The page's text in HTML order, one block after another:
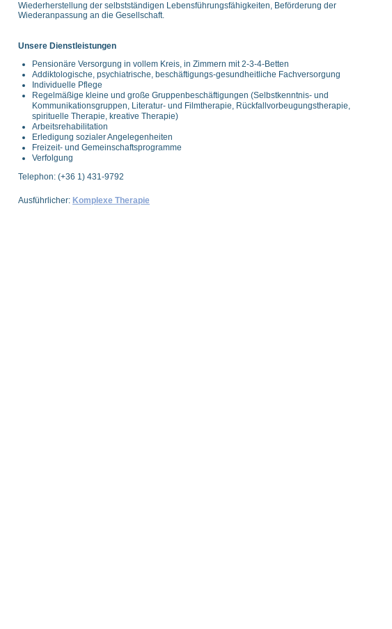
Wiederherstellung der selbstständigen Lebensführungsfähigkeiten, Beförderung der
Wiederanpassung an die Gesellschaft.
Unsere Dienstleistungen
Pensionäre Versorgung in vollem Kreis, in Zimmern mit 2-3-4-Betten
Addiktologische, psychiatrische, beschäftigungs-gesundheitliche Fachversorgung
Individuelle Pflege
Regelmäßige kleine und große Gruppenbeschäftigungen (Selbstkenntnis- und
Kommunikationsgruppen, Literatur- und Filmtherapie, Rückfallvorbeugungstherapie,
spirituelle Therapie, kreative Therapie)
Arbeitsrehabilitation
Erledigung sozialer Angelegenheiten
Freizeit- und Gemeinschaftsprogramme
Verfolgung
Telephon: (+36 1) 431-9792
Ausführlicher: Komplexe Therapie